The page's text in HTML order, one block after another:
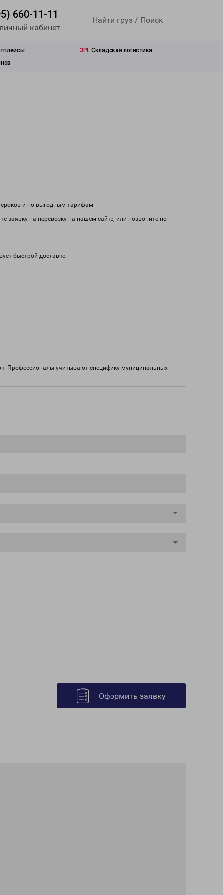
660-11-11
кабинет
3PL Складская логистика
сроков и по выгодным тарифам.
заявку на перевозку на нашем сайте, или позвоните по
быстрой доставке.
Профессионалы учитывают специфику муниципальных
Оформить заявку